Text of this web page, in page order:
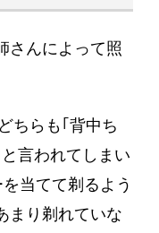
さんによって照
ちらも｢背中ち
言われてしまい
当てて剃るよう
まり剃れていな